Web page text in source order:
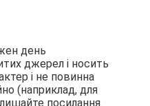
день
джерел і носить
і не повинна
(наприклад, для
посилання.